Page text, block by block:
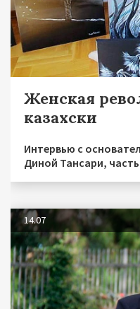
Женская
казахски
Интервью с
Диной Тансари, часть
14.07